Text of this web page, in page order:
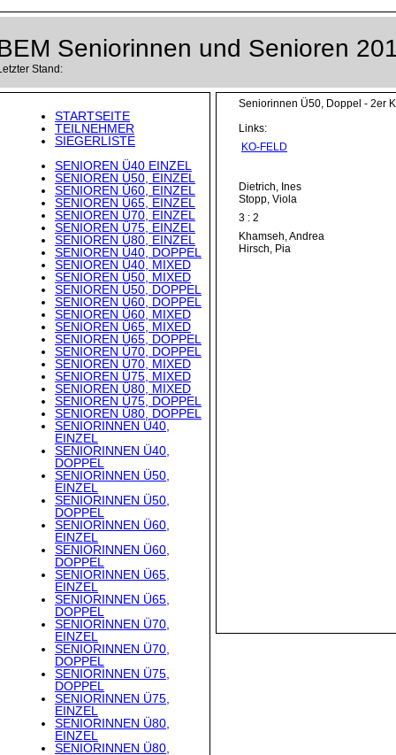
Seniorinnen und Senioren
Stand:
STARTSEITE
TEILNEHMER
SIEGERLISTE
SENIOREN Ü40 EINZEL
SENIOREN Ü50, EINZEL
SENIOREN Ü60, EINZEL
SENIOREN Ü65, EINZEL
SENIOREN Ü70, EINZEL
SENIOREN Ü75, EINZEL
SENIOREN Ü80, EINZEL
SENIOREN Ü40, DOPPEL
SENIOREN Ü40, MIXED
SENIOREN Ü50, MIXED
SENIOREN Ü50, DOPPEL
SENIOREN Ü60, DOPPEL
SENIOREN Ü60, MIXED
SENIOREN Ü65, MIXED
SENIOREN Ü65, DOPPEL
SENIOREN Ü70, DOPPEL
SENIOREN Ü70, MIXED
SENIOREN Ü75, MIXED
SENIOREN Ü80, MIXED
SENIOREN Ü75, DOPPEL
SENIOREN Ü80, DOPPEL
SENIORINNEN Ü40,
EINZEL
SENIORINNEN Ü40,
DOPPEL
SENIORINNEN Ü50,
EINZEL
SENIORINNEN Ü50,
DOPPEL
SENIORINNEN Ü60,
EINZEL
SENIORINNEN Ü60,
DOPPEL
SENIORINNEN Ü65,
EINZEL
SENIORINNEN Ü65,
DOPPEL
SENIORINNEN Ü70,
EINZEL
SENIORINNEN Ü70,
DOPPEL
SENIORINNEN Ü75,
DOPPEL
SENIORINNEN Ü75,
EINZEL
SENIORINNEN Ü80,
EINZEL
SENIORINNEN Ü80,
Seniorinnen Ü50, Doppel - 2er
Links:
KO-FELD
Dietrich, Ines
Stopp, Viola
3 : 2
Khamseh, Andrea
Hirsch, Pia